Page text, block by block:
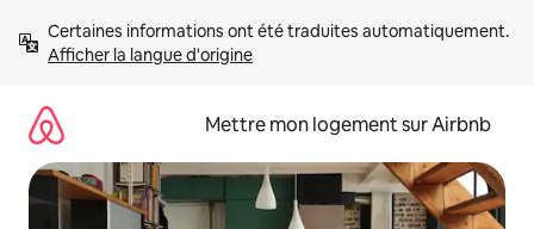
directement
Afficher la langue d'origine
Mettre mon logement sur Airbnb